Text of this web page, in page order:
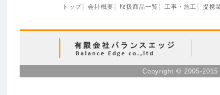
トップ│ 会社概要 取扱商品一覧 工事・施工 提携
Copyright © 2005-